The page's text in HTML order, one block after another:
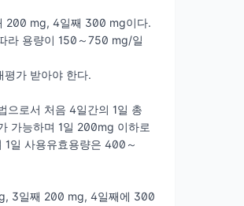
200 mg, 4일째 300 mg이다.
라 용량이 150～750 mg/일
평가 받아야 한다.
으로서 처음 4일간의 1일 총
가능하며 1일 200mg 이하로
일 사용유효용량은 400～
3일째 200 mg, 4일째에 300